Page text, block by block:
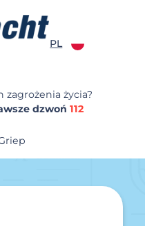
PL
zagrożenia życia?
dzwoń 112